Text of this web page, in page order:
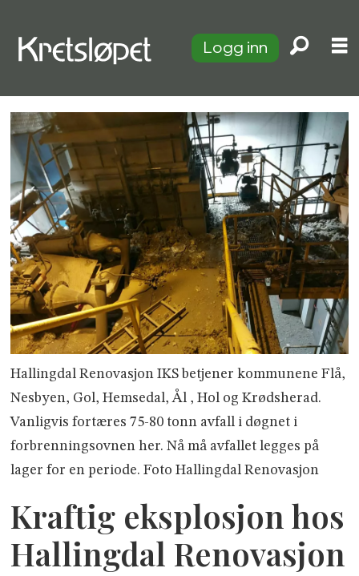
Logg inn
Hallingdal Renovasjon IKS betjener kommunene Flå,
Nesbyen, Gol, Hemsedal, Ål , Hol og Krødsherad.
Vanligvis fortæres 75-80 tonn avfall i døgnet i
forbrenningsovnen her. Nå må avfallet legges på
lager for en periode. Foto Hallingdal Renovasjon
Kraftig eksplosjon hos
Hallingdal Renovasjon